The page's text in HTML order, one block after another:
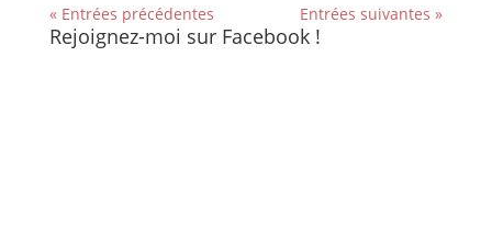
« Entrées précédentes Entrées suivantes »
Rejoignez-moi sur Facebook !